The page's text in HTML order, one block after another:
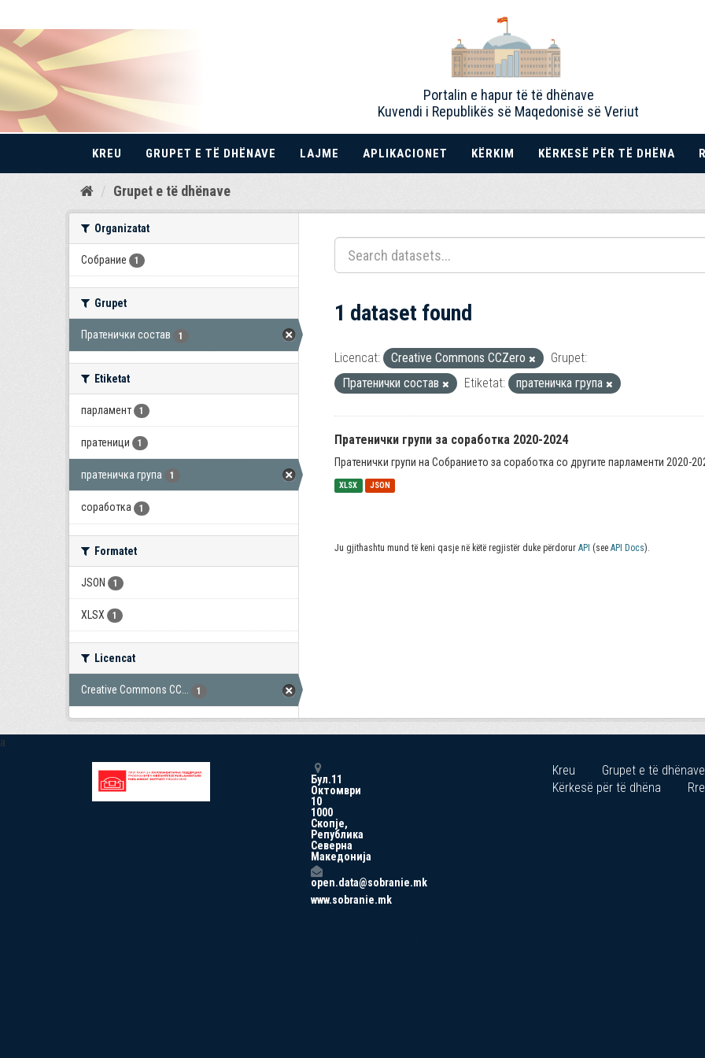
Kalo
Portalin e hapur të të dhënave
Kuvendi i Republikës së Maqedonisë së Veriut
KREU GRUPET E TË DHËNAVE LAJME APLIKACIONET KËRKIM KËRKESË PËR TË DHËNA
Grupet e të dhënave
Organizatat
Собрание 1
Grupet
Пратенички состав 1
Etiketat
парламент 1
пратеници 1
пратеничка група 1
соработка 1
Formatet
JSON 1
XLSX 1
Licencat
Creative Commons CC... 1
1 dataset found
Licencat: Creative Commons CCZero
Grupet:
Пратенички состав
Etiketat: пратеничка група
Пратенички групи за соработка 2020-2024
Пратенички групи на Собранието за соработка со другите парламенти 2020-
XLSX JSON
Ju gjithashtu mund të keni qasje në këtë regjistër duke përdorur API (see API Docs).
a
Бул.11
Октомври
10
1000
Скопје,
Република
Северна
Македонија
open.data@sobranie.mk
www.sobranie.mk
Kreu
Grupet e të dhënave
Kërkesë për të dhëna